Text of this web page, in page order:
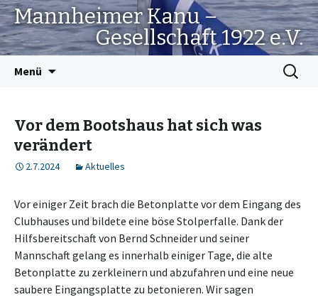
Mannheimer Kanu –
Gesellschaft 1922 e.V.
Menü
Suchen
nach:
Vor dem Bootshaus hat sich was
verändert
2.7.2024 Aktuelles
Vor einiger Zeit brach die Betonplatte vor dem Eingang des
Clubhauses und bildete eine böse Stolperfalle. Dank der
Hilfsbereitschaft von Bernd Schneider und seiner
Mannschaft gelang es innerhalb einiger Tage, die alte
Betonplatte zu zerkleinern und abzufahren und eine neue
saubere Eingangsplatte zu betonieren. Wir sagen